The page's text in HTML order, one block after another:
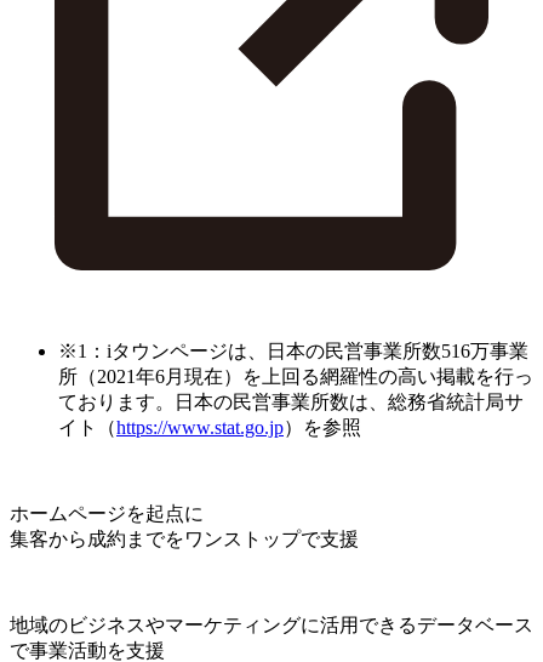
※1：iタウンページは、日本の民営事業所数516万事業
所（2021年6月現在）を上回る網羅性の高い掲載を行っ
ております。日本の民営事業所数は、総務省統計局サ
イト（https://www.stat.go.jp）を参照
ホームページを起点に
集客から成約までをワンストップで支援
地域のビジネスやマーケティングに活用できるデータベース
で事業活動を支援